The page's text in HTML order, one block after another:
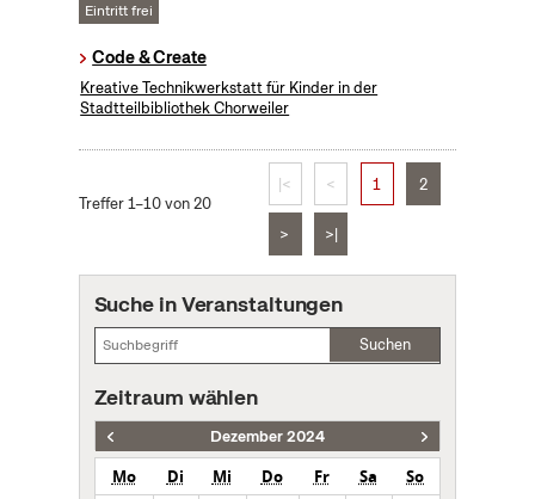
Eintritt frei
Code & Create
Kreative Technikwerkstatt für Kinder in der
Stadtteilbibliothek Chorweiler
Treffer 1–10 von 20
|< < 1 2
> >|
Suche in Veranstaltungen
Suchen
Zeitraum wählen
Dezember 2024
Mo Di Mi Do Fr Sa
So